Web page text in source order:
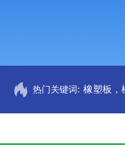
热门关键词: